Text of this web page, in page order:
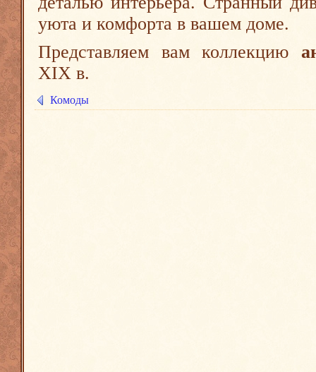
уюта и комфорта в вашем доме.
Представляем вам коллекцию
XIX в.
Комоды